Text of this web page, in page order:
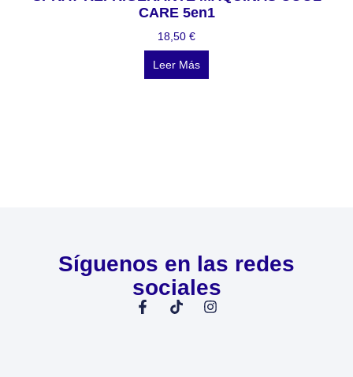
CARE 5en1
18,50 €
Leer Más
Síguenos en las redes
sociales